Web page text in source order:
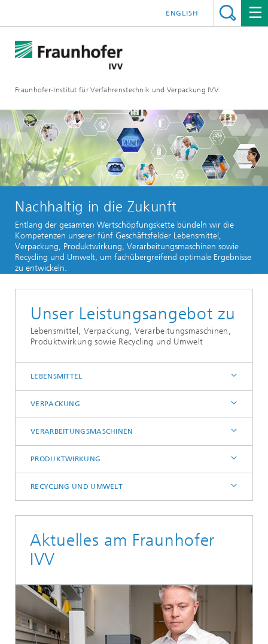
Fraunhofer-Institut für Verfahrenstechnik und Verpackung IVV
ENGLISH
Nachhaltig in die Zukunft
Entlang der gesamten Wertschöpfungskette bündeln wir die
Kompetenzen unserer fünf Geschäftsfelder Lebensmittel,
Verpackung, Produktwirkung, Verarbeitungsmaschinen sowie
Recycling und Umwelt, um fachübergreifend optimale Ergebnisse
zu entwickeln.
Unser Leistungsangebot zu
Lebensmittel, Verpackung, Verarbeitungsmaschinen,
Produktwirkung sowie Recycling und Umwelt
LEBENSMITTEL
VERPACKUNG
VERARBEITUNGSMASCHINEN
PRODUKTWIRKUNG
RECYCLING UND UMWELT
Aktuelles am Fraunhofer
IVV